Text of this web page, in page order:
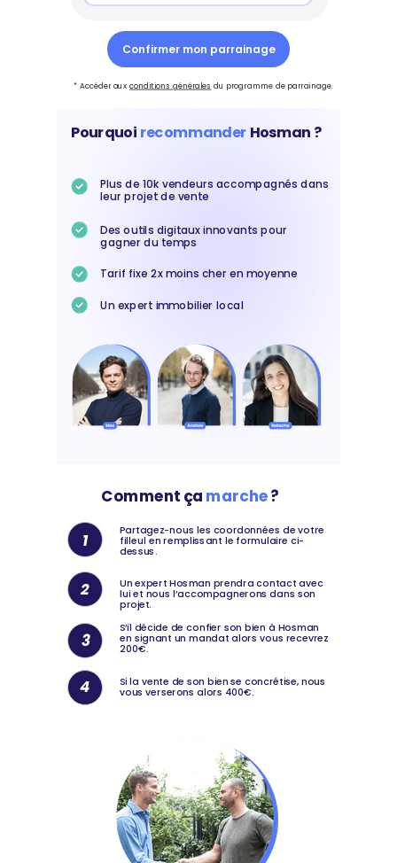
Confirmer mon parrainage
* Accéder aux conditions générales du programme de parrainage.
1
Un expert immobilier local
Tarif fixe 2x moins cher en moyenne
Des outils digitaux innovants pour
gagner du temps
Plus de 10k vendeurs accompagnés dans
leur projet de vente
Pourquoi recommander Hosman ?
Comment ça marche?
Partagez-nous les coordonnées de votre
filleul en remplissant le formulaire ci-
dessus.
2
3
4
Un expert Hosman prendra contact avec
lui et nous l’accompagnerons dans son
projet.
S’il décide de confier son bien à Hosman
en signant un mandat alors vous recevrez
200€.
Si la vente de son bien se concrétise, nous
vous verserons alors 400€.